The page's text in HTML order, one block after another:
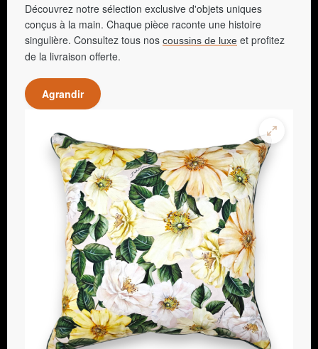
Découvrez notre sélection exclusive d'objets uniques
conçus à la main. Chaque pièce raconte une histoire
singulière. Consultez tous nos coussins de luxe et profitez
de la livraison offerte.
Agrandir